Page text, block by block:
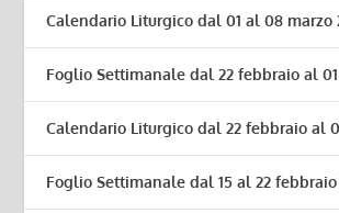
Calendario Liturgico dal 01 al 08 marzo
Foglio Settimanale dal 22 febbraio al
Calendario Liturgico dal 22 febbraio al
Foglio Settimanale dal 15 al 22 febbraio